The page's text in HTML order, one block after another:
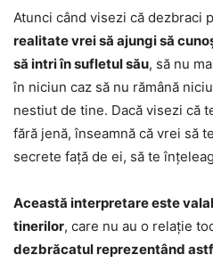
Atunci când visezi că dezbraci
realitate vrei să ajungi să
să intri în sufletul său, să nu
în niciun caz să nu rămână
nestiut de tine. Dacă visezi că
fără jenă, înseamnă că vrei să
secrete față de ei, să te
Această interpretare este
tinerilor, care nu au o relație
dezbrăcatul reprezentând